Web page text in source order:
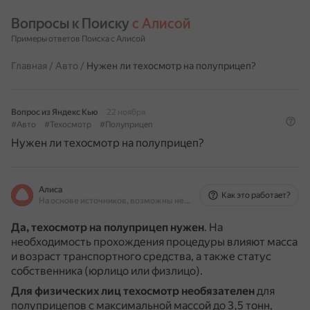
Вопросы к Поиску с Алисой
Примеры ответов Поиска с Алисой
Главная / Авто / Нужен ли техосмотр на полуприцеп?
Вопрос из Яндекс Кью
22 ноября
#Авто
#Техосмотр #Полуприцеп
Нужен ли техосмотр на полуприцеп?
Алиса
На основе источников, возможны неточности
Как это работает?
Да, техосмотр на полуприцеп нужен. На
необходимость прохождения процедуры влияют масса
и возраст транспортного средства, а также статус
собственника (юрлицо или физлицо).
Для физических лицтехосмотр необязателендля
полуприцепов с максимальной массой до 3,5 тонн,